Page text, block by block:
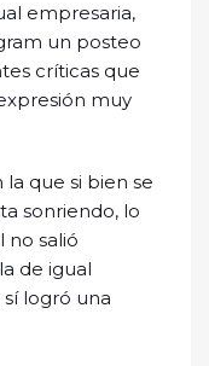
empresaria,
un posteo
críticas que
muy
que si bien se
sonriendo, lo
no salió
de igual
logró una